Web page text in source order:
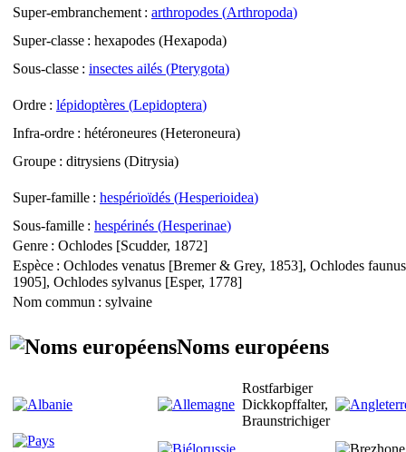
Super-embranchement : arthropodes (Arthropoda)
Super-classe : hexapodes (Hexapoda)
Sous-classe : insectes ailés (Pterygota)
Ordre : lépidoptères (Lepidoptera)
Infra-ordre : hétéroneures (Heteroneura)
Groupe : ditrysiens (Ditrysia)
Super-famille : hespérioïdés (Hesperioidea)
Sous-famille : hespérinés (Hesperinae)
Genre : Ochlodes [Scudder, 1872]
Espèce : Ochlodes venatus [Bremer & Grey, 1853], Ochlodes faunus
1905], Ochlodes sylvanus [Esper, 1778]
Nom commun : sylvaine
Noms européens
Rostfarbiger
Dickkopffalter,
Braunstrichiger